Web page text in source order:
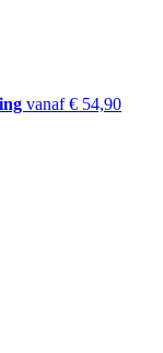
vanaf € 54,90